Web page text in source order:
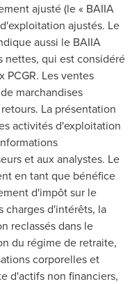
ajusté (le « BAIIA
ajustés. Le
aussi le BAIIA
nettes, qui est considéré
Les ventes
marchandises
La présentation
activités d'exploitation
et aux analystes. Le
en tant que bénéfice
d'impôt sur le
charges d'intérêts, la
reclassés dans le
du régime de retraite,
corporelles et
d'actifs non financiers,